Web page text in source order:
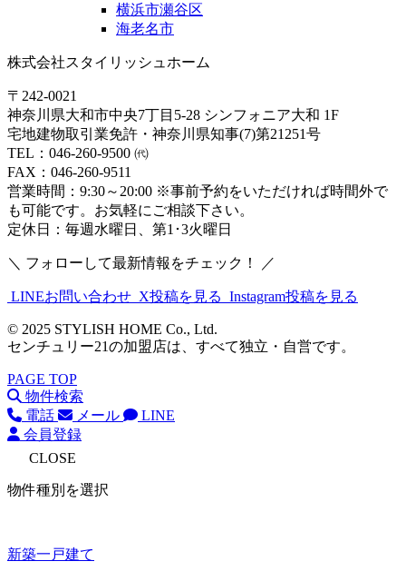
横浜市瀬谷区
海老名市
株式会社スタイリッシュホーム
〒242-0021
神奈川県大和市中央7丁目5-28 シンフォニア大和 1F
宅地建物取引業免許・神奈川県知事(7)第21251号
TEL：046-260-9500 ㈹
FAX：046-260-9511
営業時間：9:30～20:00 ※事前予約をいただければ時間外で
も可能です。お気軽にご相談下さい。
定休日：毎週水曜日、第1･3火曜日
＼ フォローして最新情報をチェック！ ／
LINEお問い合わせ X投稿を見る Instagram投稿を見る
© 2025 STYLISH HOME Co., Ltd.
センチュリー21の加盟店は、すべて独立・自営です。
PAGE TOP
物件検索
電話
メール
LINE
会員登録
CLOSE
物件種別を選択
新築一戸建て